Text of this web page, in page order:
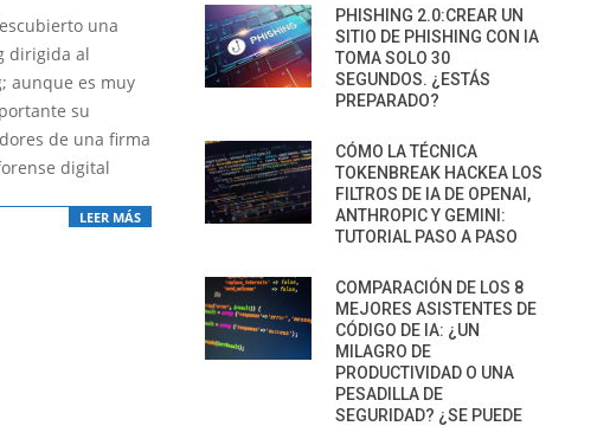
una
dirigida al
aunque es muy
su
de una firma
digital
LEER MÁS
PHISHING 2.0:CREAR UN
SITIO DE PHISHING CON IA
TOMA SOLO 30
SEGUNDOS. ¿ESTÁS
PREPARADO?
CÓMO LA TÉCNICA
TOKENBREAK HACKEA LOS
FILTROS DE IA DE OPENAI,
ANTHROPIC Y GEMINI:
TUTORIAL PASO A PASO
COMPARACIÓN DE LOS 8
MEJORES ASISTENTES DE
CÓDIGO DE IA: ¿UN
MILAGRO DE
PRODUCTIVIDAD O UNA
PESADILLA DE
SEGURIDAD? ¿SE PUEDE